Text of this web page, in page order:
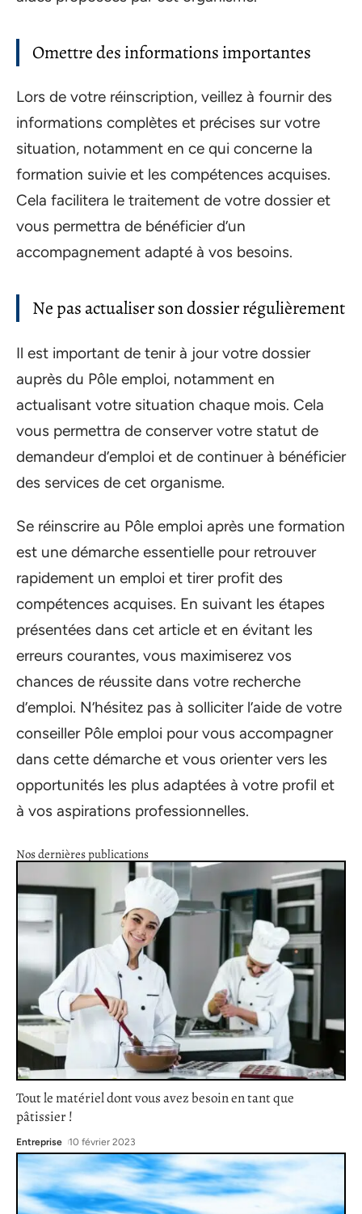
Omettre des informations importantes
Lors de votre réinscription, veillez à fournir des
informations complètes et précises sur votre
situation, notamment en ce qui concerne la
formation suivie et les compétences acquises.
Cela facilitera le traitement de votre dossier et
vous permettra de bénéficier d’un
accompagnement adapté à vos besoins.
Ne pas actualiser son dossier régulièrement
Il est important de tenir à jour votre dossier
auprès du Pôle emploi, notamment en
actualisant votre situation chaque mois. Cela
vous permettra de conserver votre statut de
demandeur d’emploi et de continuer à bénéficier
des services de cet organisme.
Se réinscrire au Pôle emploi après une formation
est une démarche essentielle pour retrouver
rapidement un emploi et tirer profit des
compétences acquises. En suivant les étapes
présentées dans cet article et en évitant les
erreurs courantes, vous maximiserez vos
chances de réussite dans votre recherche
d’emploi. N’hésitez pas à solliciter l’aide de votre
conseiller Pôle emploi pour vous accompagner
dans cette démarche et vous orienter vers les
opportunités les plus adaptées à votre profil et
à vos aspirations professionnelles.
Nos dernières publications
Tout le matériel dont vous avez besoin en tant que
pâtissier !
Entreprise 10 février 2023